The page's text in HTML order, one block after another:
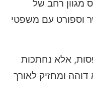
מגוון רחב של
וספורט עם משפטי
אלא נחתכות
דוהה ומחזיק לאורך